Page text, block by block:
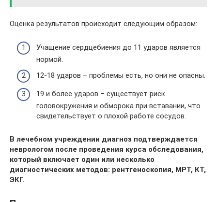
Оценка результатов происходит следующим образом:
Учащение сердцебиения до 11 ударов является
нормой.
12-18 ударов – проблемы есть, но они не опасны.
19 и более ударов – существует риск
головокружения и обморока при вставании, что
свидетельствует о плохой работе сосудов.
В лечебном учреждении диагноз подтверждается
неврологом после проведения курса обследования,
который включает один или несколько
диагностических методов: рентгеноскопия, МРТ, КТ,
ЭКГ.